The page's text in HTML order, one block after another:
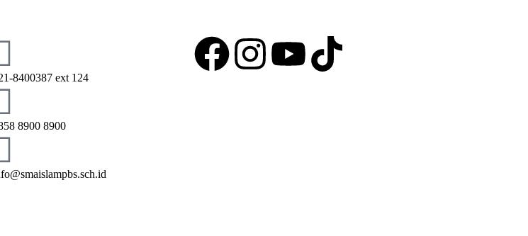
8400387 ext 124
8900 8900